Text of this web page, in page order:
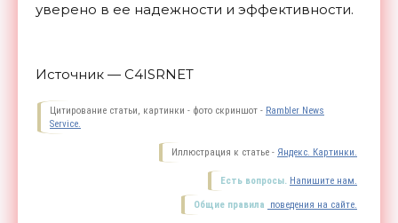
уверено в ее надежности и эффективности.
Источник — C4ISRNET
Цитирование статьи, картинки - фото скриншот - Rambler News
Service.
Иллюстрация к статье - Яндекс. Картинки.
Есть вопросы. Напишите нам.
Общие правила поведения на сайте.